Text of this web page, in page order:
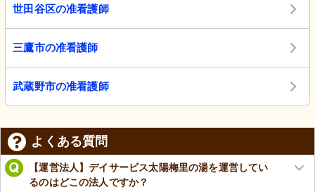
世田谷区の准看護師
三鷹市の准看護師
武蔵野市の准看護師
よくある質問
【運営法人】デイサービス太陽梅里の湯を運営してい
るのはどこの法人ですか？